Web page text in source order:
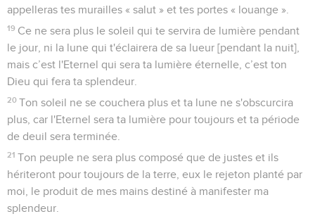
appelleras tes murailles « salut » et tes portes « louange ».
19 Ce ne sera plus le soleil qui te servira de lumière pendant
le jour, ni la lune qui t'éclairera de sa lueur [pendant la nuit],
mais c’est l'Eternel qui sera ta lumière éternelle, c’est ton
Dieu qui fera ta splendeur.
20 Ton soleil ne se couchera plus et ta lune ne s'obscurcira
plus, car l'Eternel sera ta lumière pour toujours et ta période
de deuil sera terminée.
21 Ton peuple ne sera plus composé que de justes et ils
hériteront pour toujours de la terre, eux le rejeton planté par
moi, le produit de mes mains destiné à manifester ma
splendeur.